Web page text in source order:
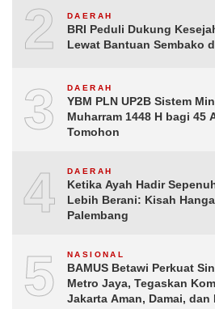
2 DAERAH
BRI Peduli Dukung
Lewat Bantuan Sembako
3 DAERAH
YBM PLN UP2B Sistem
Muharram 1448 H bagi 45
Tomohon
4 DAERAH
Ketika Ayah Hadir
Lebih Berani: Kisah
Palembang
5 NASIONAL
BAMUS Betawi Perkuat
Metro Jaya, Tegaskan
Jakarta Aman, Damai,